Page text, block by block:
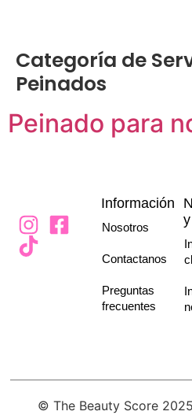
Categoría de
Peinados
Peinado para
Información
Nosotros
Contactanos
Preguntas
frecuentes
© The Beauty Score